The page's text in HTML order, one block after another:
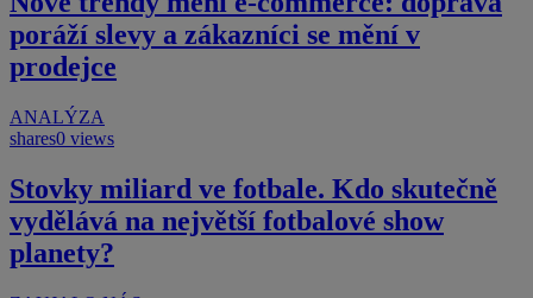
poráží slevy a zákazníci se mění v
prodejce
ANALÝZA
shares0 views
Stovky miliard ve fotbale. Kdo skutečně
vydělává na největší fotbalové show
planety?